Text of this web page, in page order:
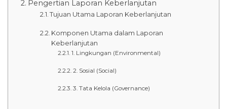
Pengertian Laporan Keberlanjutan
Tujuan Utama Laporan Keberlanjutan
Komponen Utama dalam Laporan
Keberlanjutan
1. Lingkungan (Environmental)
2. Sosial (Social)
3. Tata Kelola (Governance)